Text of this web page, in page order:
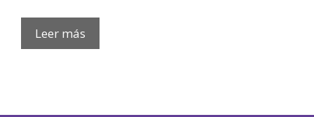
Leer más